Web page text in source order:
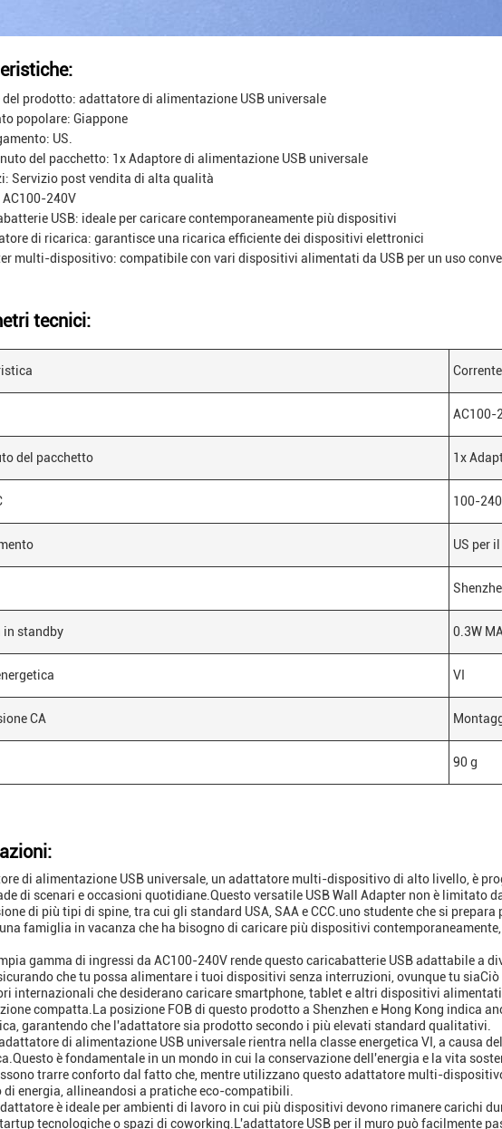
del prodotto: adattatore di alimentazione USB universale
popolare: Giappone
US.
del pacchetto: 1x Adaptore di alimentazione USB universale
Servizio post vendita di alta qualità
AC100-240V
USB: ideale per caricare contemporaneamente più dispositivi
di ricarica: garantisce una ricarica efficiente dei dispositivi elettronici
multi-dispositivo: compatibile con vari dispositivi alimentati da USB per un uso
tecnici:
AC100-
del pacchetto 1x
100-
US per
in standby 0.3W
VI
CA
90 g
di alimentazione USB universale, un adattatore multi-dispositivo di alto livello, è
di scenari e occasioni quotidiane.Questo versatile USB Wall Adapter non è limitato
di più tipi di spine, tra cui gli standard USA, SAA e CCC.uno studente che si
una famiglia in vacanza che ha bisogno di caricare più dispositivi
gamma di ingressi da AC100-240V rende questo caricabatterie USB adattabile a
che tu possa alimentare i tuoi dispositivi senza interruzioni, ovunque tu
internazionali che desiderano caricare smartphone, tablet e altri dispositivi
compatta.La posizione FOB di questo prodotto a Shenzhen e Hong Kong indica
garantendo che l'adattatore sia prodotto secondo i più elevati standard qualitativi.
di alimentazione USB universale rientra nella classe energetica VI, a causa
è fondamentale in un mondo in cui la conservazione dell'energia e la vita
trarre conforto dal fatto che, mentre utilizzano questo adattatore multi-
di energia, allineandosi a pratiche eco-compatibili.
è ideale per ambienti di lavoro in cui più dispositivi devono rimanere carichi
tecnologiche o spazi di coworking.L'adattatore USB per il muro può facilmente